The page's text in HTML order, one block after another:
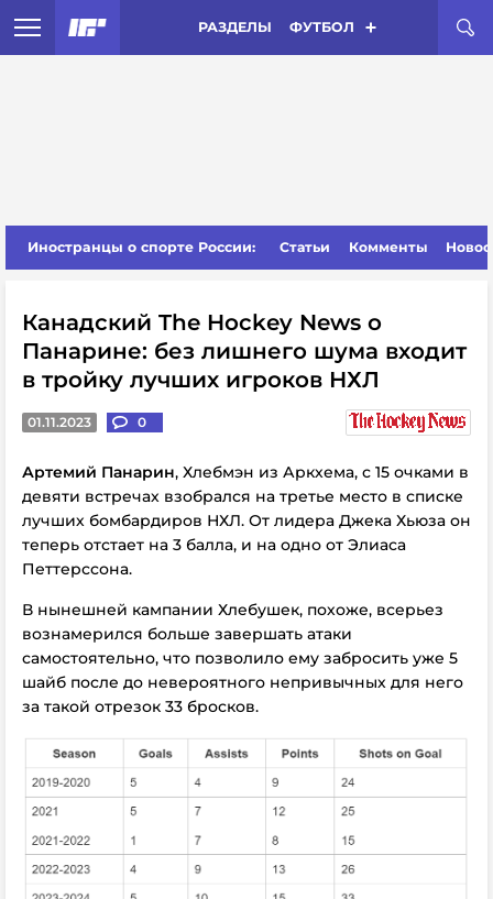
РАЗДЕЛЫ ФУТБОЛ
Иностранцы о спорте России: Статьи Комменты
Канадский The Hockey News о
Панарине: без лишнего шума входит
в тройку лучших игроков НХЛ
01.11.2023 0
Артемий Панарин, Хлебмэн из Аркхема, с 15 очками в
девяти встречах взобрался на третье место в списке
лучших бомбардиров НХЛ. От лидера Джека Хьюза он
теперь отстает на 3 балла, и на одно от Элиаса
Петтерссона.
В нынешней кампании Хлебушек, похоже, всерьез
вознамерился больше завершать атаки
самостоятельно, что позволило ему забросить уже 5
шайб после до невероятного непривычных для него
за такой отрезок 33 бросков.